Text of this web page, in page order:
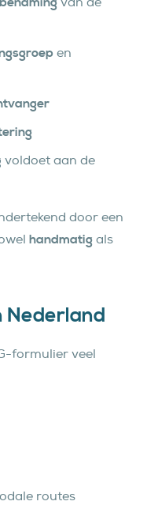
en
voldoet aan de
door een
handmatig als
Nederland
formulier veel
routes